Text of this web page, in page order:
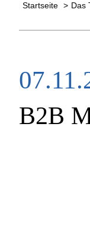
Startseite Das
B2B